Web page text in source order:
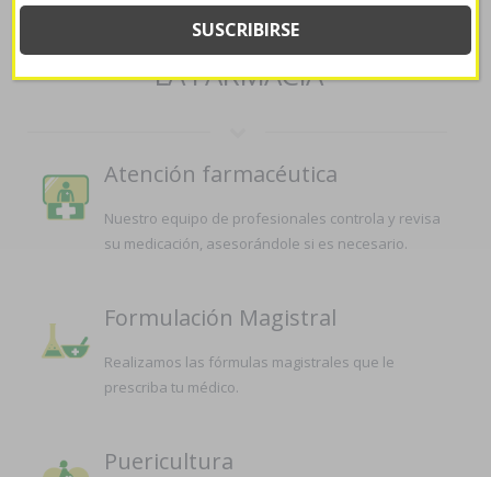
SERVICIOS QUE OFRECEMOS EN
LA FARMACIA
Atención farmacéutica
Nuestro equipo de profesionales controla y revisa
su medicación, asesorándole si es necesario.
Formulación Magistral
Realizamos las fórmulas magistrales que le
prescriba tu médico.
Puericultura